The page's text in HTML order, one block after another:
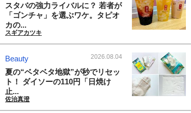
スタバの強力ライバルに？ 若者が
「ゴンチャ」を選ぶワケ。タピオ
カの...
スギアカツキ
Beauty 2026.08.04
夏の“ベタベタ地獄”が秒でリセッ
ト！ ダイソーの110円「日焼け
止...
佐治真澄